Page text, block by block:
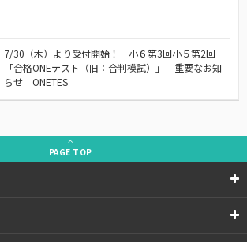
7/30（木）より受付開始！ 小６第3回小５第2回
「合格ONEテスト（旧：合判模試）」｜重要なお知
らせ｜ONETES
PAGE TOP